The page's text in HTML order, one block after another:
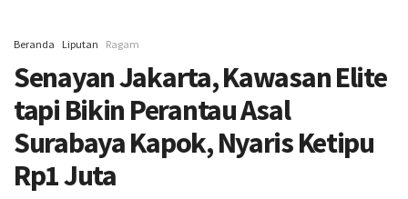
Beranda Liputan Ragam
Senayan Jakarta, Kawasan Elite
tapi Bikin Perantau Asal
Surabaya Kapok, Nyaris Ketipu
Rp1 Juta